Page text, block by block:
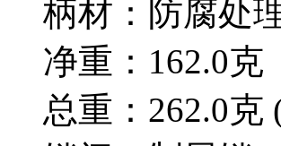
柄材：防腐处
净重：162.0克
总重：262.0克